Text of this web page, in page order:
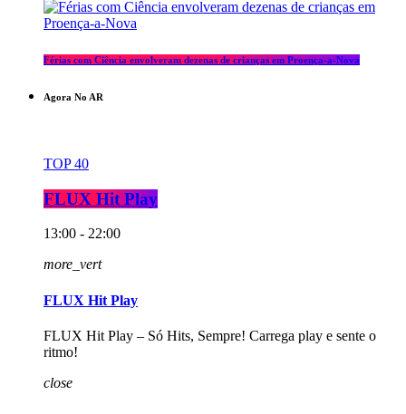
Férias com Ciência envolveram dezenas de crianças em Proença-a-Nova
Agora No AR
TOP 40
FLUX Hit Play
13:00 - 22:00
more_vert
FLUX Hit Play
FLUX Hit Play – Só Hits, Sempre! Carrega play e sente o
ritmo!
close